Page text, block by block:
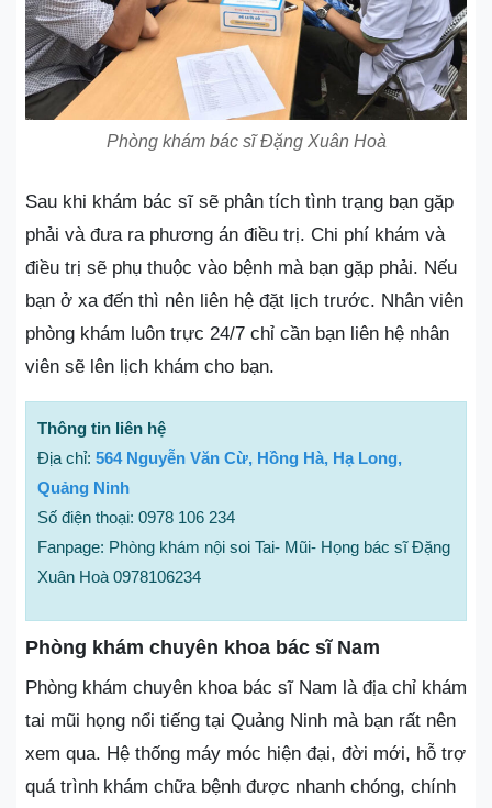
Phòng khám bác sĩ Đặng Xuân Hoà
Sau khi khám bác sĩ sẽ phân tích tình trạng bạn gặp
phải và đưa ra phương án điều trị. Chi phí khám và
điều trị sẽ phụ thuộc vào bệnh mà bạn gặp phải. Nếu
bạn ở xa đến thì nên liên hệ đặt lịch trước. Nhân viên
phòng khám luôn trực 24/7 chỉ cần bạn liên hệ nhân
viên sẽ lên lịch khám cho bạn.
Thông tin liên hệ
Địa chỉ: 564 Nguyễn Văn Cừ, Hồng Hà, Hạ Long,
Quảng Ninh
Số điện thoại: 0978 106 234
Fanpage: Phòng khám nội soi Tai- Mũi- Họng bác sĩ Đặng
Xuân Hoà 0978106234
Phòng khám chuyên khoa bác sĩ Nam
Phòng khám chuyên khoa bác sĩ Nam là địa chỉ khám
tai mũi họng nổi tiếng tại Quảng Ninh mà bạn rất nên
xem qua. Hệ thống máy móc hiện đại, đời mới, hỗ trợ
quá trình khám chữa bệnh được nhanh chóng, chính